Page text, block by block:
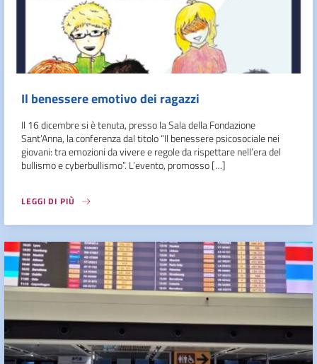
Il benessere emotivo dei ragazzi
Il 16 dicembre si è tenuta, presso la Sala della Fondazione
Sant’Anna, la conferenza dal titolo “Il benessere psicosociale nei
giovani: tra emozioni da vivere e regole da rispettare nell’era del
bullismo e cyberbullismo”. L’evento, promosso […]
LEGGI DI PIÙ